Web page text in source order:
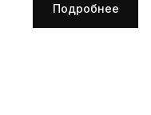
Подробнее